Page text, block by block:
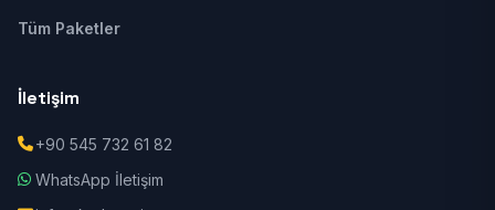
Tüm Paketler
İletişim
+90 545 732 61 82
WhatsApp İletişim